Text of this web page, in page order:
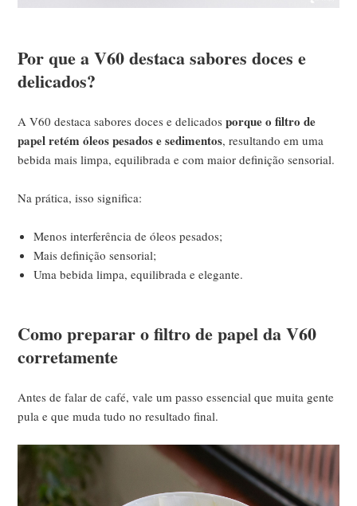
Por que a V60 destaca sabores doces e
delicados?
A V60 destaca sabores doces e delicadosporque o filtro de
papel retém óleos pesados e sedimentos, resultando em uma
bebida mais limpa, equilibrada e com maior definição sensorial.
Na prática, isso significa:
Menos interferência de óleos pesados;
Mais definição sensorial;
Uma bebida limpa, equilibrada e elegante.
Como preparar o filtro de papel da V60
corretamente
Antes de falar de café, vale um passo essencial que muita gente
pula e que muda tudo no resultado final.